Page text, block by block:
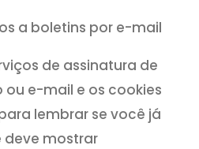
a boletins por e-mail
de assinatura de
e-mail e os cookies
lembrar se você já
deve mostrar